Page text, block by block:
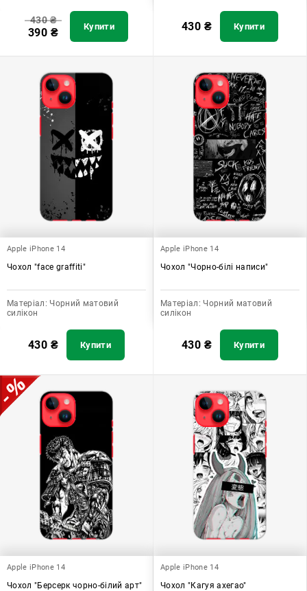
430₴
390 ₴ Купити 430 ₴ Купити
Apple iPhone 14
Чохол "face graffiti"
Матеріал: Чорний матовий
силікон
430 ₴ Купити
Apple iPhone 14
Чохол "Чорно-білі написи"
Матеріал: Чорний матовий
силікон
430 ₴ Купити
Apple iPhone 14
Чохол "Берсерк чорно-білий арт"
Apple iPhone 14
Чохол "Кагуя ахегао"